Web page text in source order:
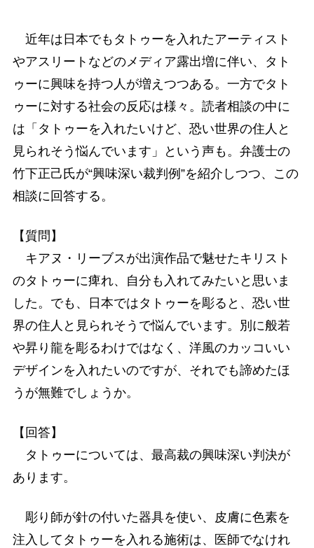
近年は日本でもタトゥーを入れたアーティスト
やアスリートなどのメディア露出増に伴い、タト
ゥーに興味を持つ人が増えつつある。一方でタト
ゥーに対する社会の反応は様々。読者相談の中に
は「タトゥーを入れたいけど、恐い世界の住人と
見られそう悩んでいます」という声も。弁護士の
竹下正己氏が“興味深い裁判例”を紹介しつつ、この
相談に回答する。
【質問】
キアヌ・リーブスが出演作品で魅せたキリスト
のタトゥーに痺れ、自分も入れてみたいと思いま
した。でも、日本ではタトゥーを彫ると、恐い世
界の住人と見られそうで悩んでいます。別に般若
や昇り龍を彫るわけではなく、洋風のカッコいい
デザインを入れたいのですが、それでも諦めたほ
うが無難でしょうか。
【回答】
タトゥーについては、最高裁の興味深い判決が
あります。
彫り師が針の付いた器具を使い、皮膚に色素を
注入してタトゥーを入れる施術は、医師でなけれ